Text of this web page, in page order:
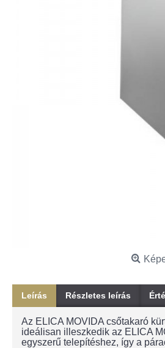
Leírás Részletes leírás
Az ELICA MOVIDA csőtakaró
ideálisan illeszkedik az ELICA
egyszerű telepítéshez, így a